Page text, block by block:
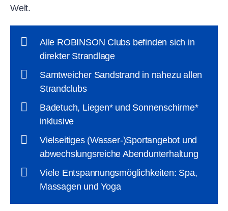
Welt.
Alle ROBINSON Clubs befinden sich in
direkter Strandlage
Samtweicher Sandstrand in nahezu allen
Strandclubs
Badetuch, Liegen* und Sonnenschirme*
inklusive
Vielseitiges (Wasser-)Sportangebot und
abwechslungsreiche Abendunterhaltung
Viele Entspannungsmöglichkeiten: Spa,
Massagen und Yoga